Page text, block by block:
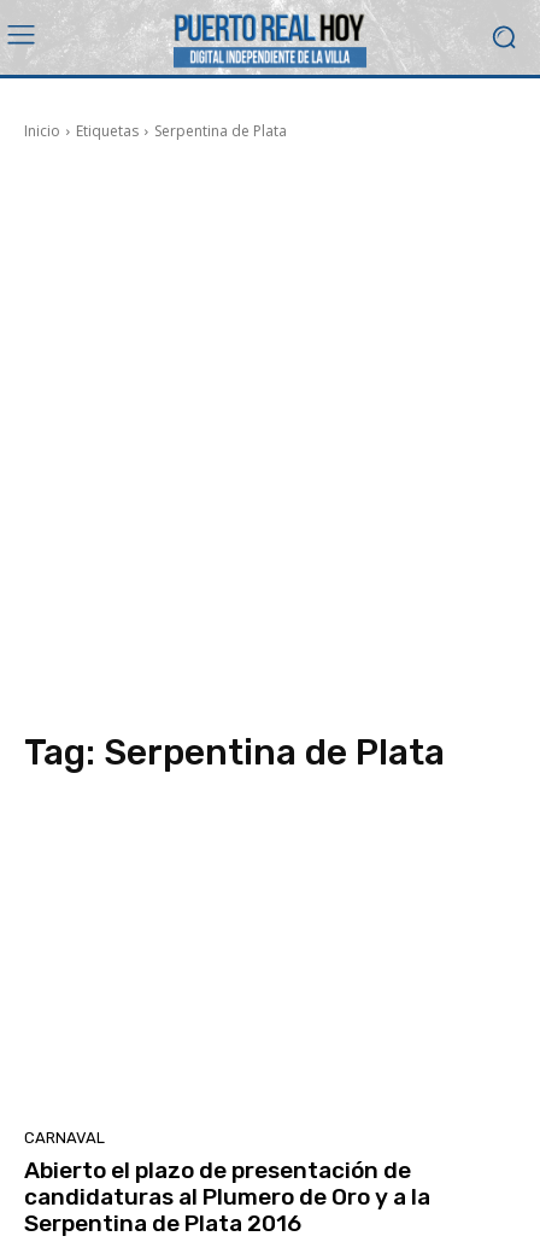
Inicio Etiquetas Serpentina de Plata
Tag: Serpentina de Plata
CARNAVAL
Abierto el plazo de presentación de
candidaturas al Plumero de Oro y a la
Serpentina de Plata 2016